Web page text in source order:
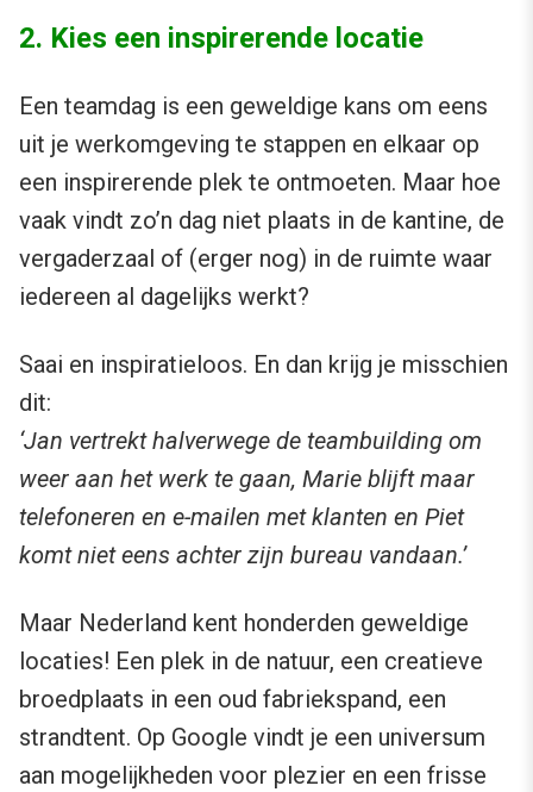
2. Kies een inspirerende locatie
Een teamdag is een geweldige kans om eens
uit je werkomgeving te stappen en elkaar op
een inspirerende plek te ontmoeten. Maar hoe
vaak vindt zo’n dag niet plaats in de kantine, de
vergaderzaal of (erger nog) in de ruimte waar
iedereen al dagelijks werkt?
Saai en inspiratieloos. En dan krijg je misschien
dit:
‘Jan vertrekt halverwege de teambuilding om
weer aan het werk te gaan, Marie blijft maar
telefoneren en e-mailen met klanten en Piet
komt niet eens achter zijn bureau vandaan.’
Maar Nederland kent honderden geweldige
locaties! Een plek in de natuur, een creatieve
broedplaats in een oud fabriekspand, een
strandtent. Op Google vindt je een universum
aan mogelijkheden voor plezier en een frisse